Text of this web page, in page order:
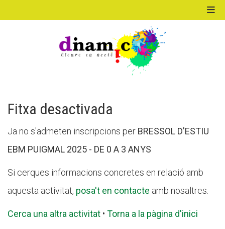
Fitxa desactivada
Ja no s'admeten inscripcions per BRESSOL D'ESTIU
EBM PUIGMAL 2025 - DE 0 A 3 ANYS
Si cerques informacions concretes en relació amb
aquesta activitat, posa't en contacte amb nosaltres.
Cerca una altra activitat • Torna a la pàgina d'inici
ACTIVITATS D'ESTIU
MÓN ESCOLAR
ALBERG CENTRE ESPLAI
FORMACIÓ